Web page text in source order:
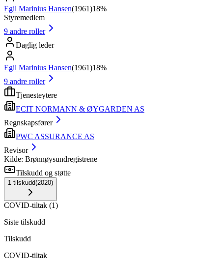
Egil Marinius Hansen(1961)18%
Styremedlem
9 andre roller
Daglig leder
Egil Marinius Hansen(1961)18%
9 andre roller
Tjenesteytere
ECIT NORMANN & ØYGARDEN AS
Regnskapsfører
PWC ASSURANCE AS
Revisor
Kilde: Brønnøysundregistrene
Tilskudd og støtte
1 tilskudd(2020)
COVID-tiltak (1)
Siste tilskudd
Tilskudd
COVID-tiltak